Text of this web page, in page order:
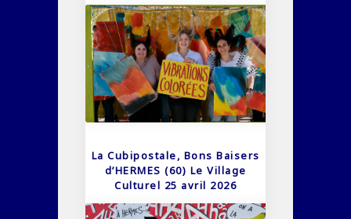
La Cubipostale, Bons Baisers
d’HERMES (60) Le Village
Culturel 25 avril 2026